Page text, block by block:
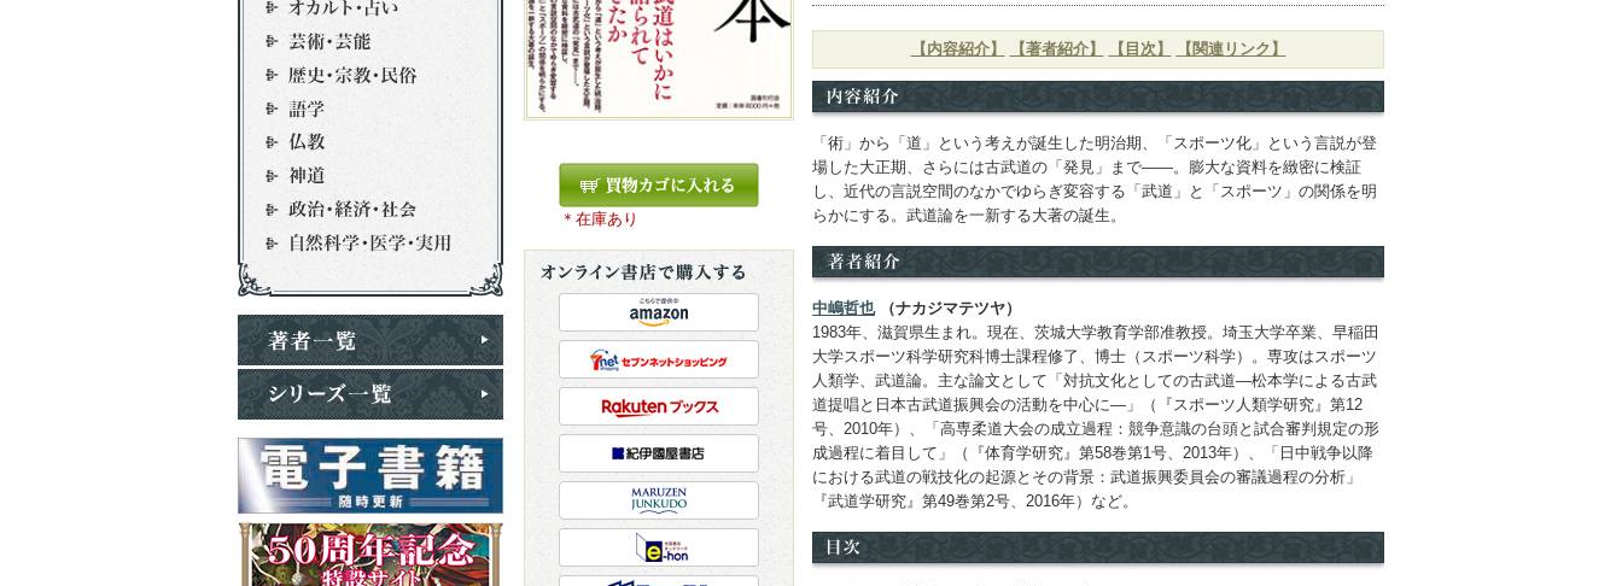
【内容紹介】 【著者紹介】 【目次】 【関連リンク】
「術」から「道」という考えが誕生した明治期、「スポーツ化」という言説が登
場した大正期、さらには古武道の「発見」まで――。膨大な資料を緻密に検証
し、近代の言説空間のなかでゆらぎ変容する「武道」と「スポーツ」の関係を明
らかにする。武道論を一新する大著の誕生。
中嶋哲也（ナカジマテツヤ）
1983年、滋賀県生まれ。現在、茨城大学教育学部准教授。埼玉大学卒業、早稲田
大学スポーツ科学研究科博士課程修了、博士（スポーツ科学）。専攻はスポーツ
人類学、武道論。主な論文として「対抗文化としての古武道―松本学による古武
道提唱と日本古武道振興会の活動を中心に―」（『スポーツ人類学研究』第12
号、2010年）、「高専柔道大会の成立過程：競争意識の台頭と試合審判規定の形
成過程に着目して」（『体育学研究』第58巻第1号、2013年）、「日中戦争以降
における武道の戦技化の起源とその背景：武道振興委員会の審議過程の分析」
『武道学研究』第49巻第2号、2016年）など。
＊在庫あり